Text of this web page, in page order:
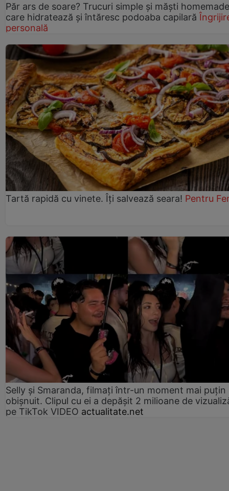
Păr ars de soare? Trucuri simple și măști homemade
care hidratează și întăresc podoaba capilară
personală
Tartă rapidă cu vinete. Îți salvează seara! Pentru
Selly și Smaranda, filmați într-un moment mai puțin
obișnuit. Clipul cu ei a depășit 2 milioane de
pe TikTok VIDEO actualitate.net